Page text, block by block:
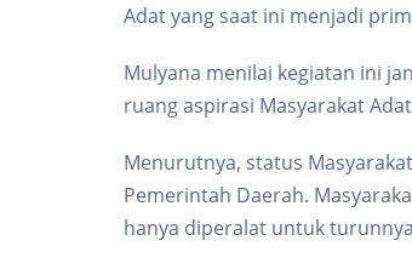
Adat yang saat ini menjadi
Mulyana menilai kegiatan ini
ruang aspirasi Masyarakat
Menurutnya, status
Pemerintah Daerah.
hanya diperalat untuk